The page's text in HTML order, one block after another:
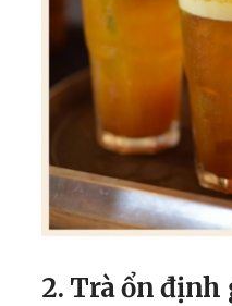
2. Trà ổn